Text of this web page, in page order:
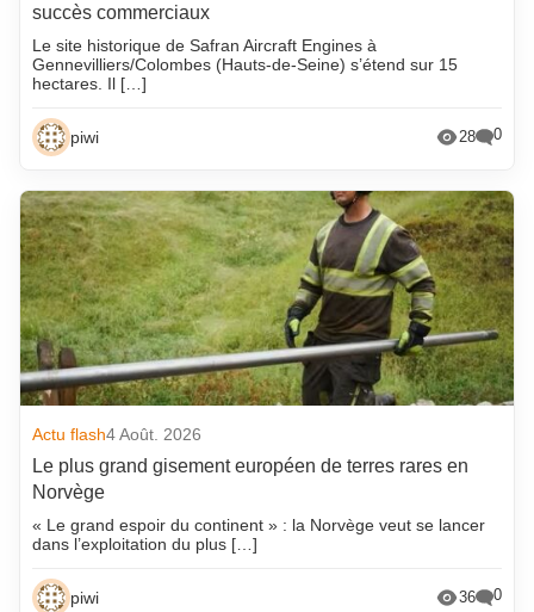
succès commerciaux
Le site historique de Safran Aircraft Engines à
Gennevilliers/Colombes (Hauts-de-Seine) s’étend sur 15
hectares. Il […]
piwi 28 0
Actu flash4 Août. 2026
Le plus grand gisement européen de terres rares en
Norvège
« Le grand espoir du continent » : la Norvège veut se lancer
dans l’exploitation du plus […]
piwi 36 0